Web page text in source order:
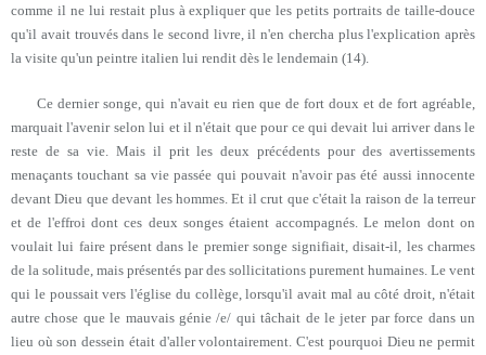
comme il ne lui restait plus à expliquer que les petits portraits de taille-douce
qu'il avait trouvés dans le second livre, il n'en chercha plus l'explication après
la visite qu'un peintre italien lui rendit dès le lendemain (14).
Ce dernier songe, qui n'avait eu rien que de fort doux et de fort agréable,
marquait l'avenir selon lui et il n'était que pour ce qui devait lui arriver dans le
reste de sa vie. Mais il prit les deux précédents pour des avertissements
menaçants touchant sa vie passée qui pouvait n'avoir pas été aussi innocente
devant Dieu que devant les hommes. Et il crut que c'était la raison de la terreur
et de l'effroi dont ces deux songes étaient accompagnés. Le melon dont on
voulait lui faire présent dans le premier songe signifiait, disait-il, les charmes
de la solitude, mais présentés par des sollicitations purement humaines. Le vent
qui le poussait vers l'église du collège, lorsqu'il avait mal au côté droit, n'était
autre chose que le mauvais génie /e/ qui tâchait de le jeter par force dans un
lieu où son dessein était d'aller volontairement. C'est pourquoi Dieu ne permit